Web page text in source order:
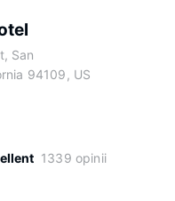
San
94109, US
1339 opinii